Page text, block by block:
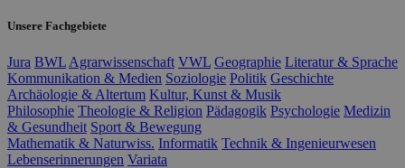
Unsere Fachgebiete
Jura BWL Agrarwissenschaft VWL Geographie Literatur & Sprache
Kommunikation & Medien Soziologie Politik Geschichte
Archäologie & Altertum Kultur, Kunst & Musik
Philosophie Theologie & Religion Pädagogik Psychologie Medizin
& Gesundheit Sport & Bewegung
Mathematik & Naturwiss. Informatik Technik & Ingenieurwesen
Lebenserinnerungen Variata